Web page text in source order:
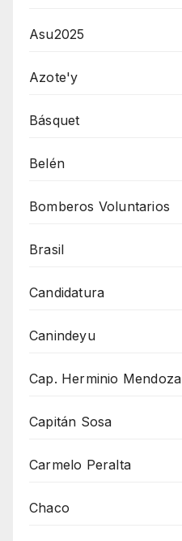
Asu2025
Azote'y
Básquet
Belén
Bomberos Voluntarios
Brasil
Candidatura
Canindeyu
Cap. Herminio Mendoza
Capitán Sosa
Carmelo Peralta
Chaco